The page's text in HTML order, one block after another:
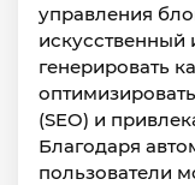
управления
искусственный
генерировать
(SEO) и
Благодаря
пользователи